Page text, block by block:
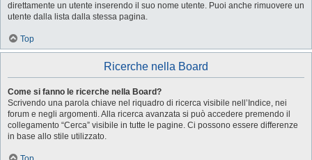
direttamente un utente inserendo il suo nome utente. Puoi anche rimuovere un
utente dalla lista dalla stessa pagina.
Top
Ricerche nella Board
Come si fanno le ricerche nella Board?
Scrivendo una parola chiave nel riquadro di ricerca visibile nell’Indice, nei
forum e negli argomenti. Alla ricerca avanzata si può accedere premendo il
collegamento “Cerca” visibile in tutte le pagine. Ci possono essere differenze
in base allo stile utilizzato.